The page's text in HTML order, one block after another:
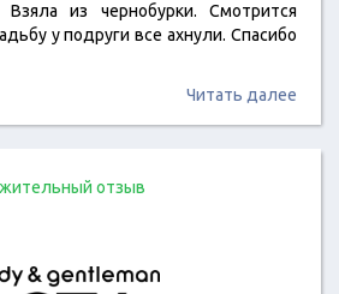
из чернобурки. Смотрится
у подруги все ахнули. Спасибо
Читать далее
отзыв